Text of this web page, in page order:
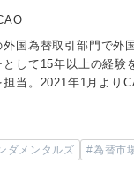
外国為替取引部門で外
して15年以上の経
当。2021年1月より
ダメンタルズ #為替市